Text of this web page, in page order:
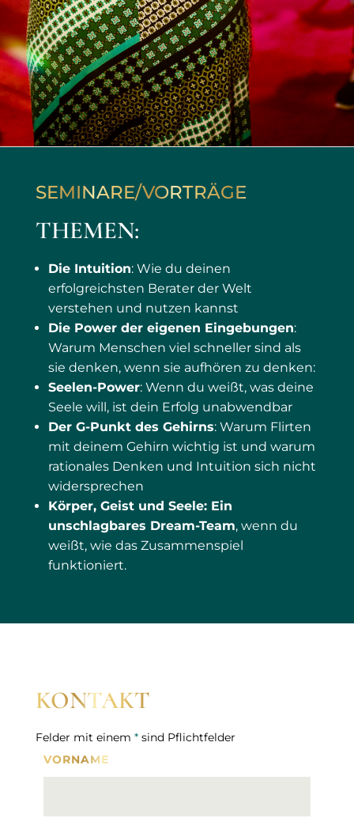
SEMINARE/VORTRÄGE
THEMEN:
Die Intuition: Wie du deinen
erfolgreichsten Berater der Welt
verstehen und nutzen kannst
Die Power der eigenen Eingebungen:
Warum Menschen viel schneller sind als
sie denken, wenn sie aufhören zu denken:
Seelen-Power: Wenn du weißt, was deine
Seele will, ist dein Erfolg unabwendbar
Der G-Punkt des Gehirns: Warum Flirten
mit deinem Gehirn wichtig ist und warum
rationales Denken und Intuition sich nicht
widersprechen
Körper, Geist und Seele: Ein
unschlagbares Dream-Team, wenn du
weißt, wie das Zusammenspiel
funktioniert.
KONTAKT
Felder mit einem *sind Pflichtfelder
VORNAME